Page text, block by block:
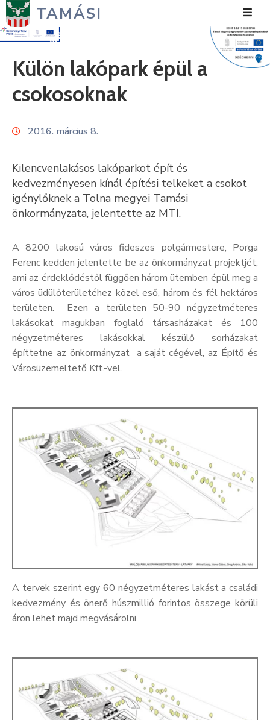
TAMÁSI
Polgármesteri
Közérdekű
Turizmus
Média
Kultúra
Keresés
Külön lakópark épül a
csokosoknak
2016. március 8.
Kilencvenlakásos lakóparkot épít és
kedvezményesen kínál építési telkeket a csokot
igénylőknek a Tolna megyei Tamási
önkormányzata, jelentette az MTI.
A 8200 lakosú város fideszes polgármestere, Porga
Ferenc kedden jelentette be az önkormányzat projektjét,
ami az érdeklődéstől függően három ütemben épül meg a
város üdülőterületéhez közel eső, három és fél hektáros
területen. Ezen a területen 50-90 négyzetméteres
lakásokat magukban foglaló társasházakat és 100
négyzetméteres lakásokkal készülő sorházakat
építtetne az önkormányzat a saját cégével, az Építő és
Városüzemeltető Kft.-vel.
A tervek szerint egy 60 négyzetméteres lakást a családi
kedvezmény és önerő húszmillió forintos összege körüli
áron lehet majd megvásárolni.